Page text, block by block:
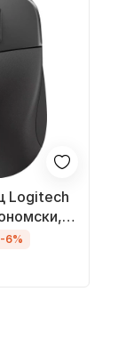
Logitech
-6%